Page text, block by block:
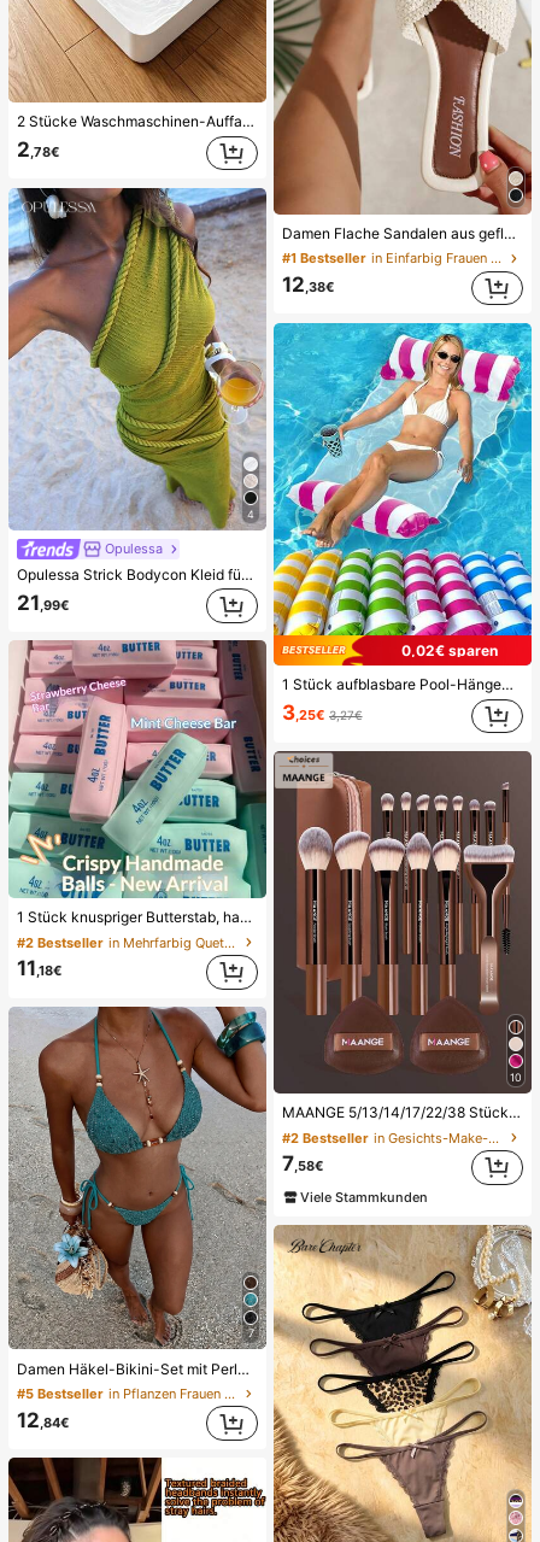
2 Stücke Waschmaschinen-Auffangwanne Tropfschale, wasserdichte Bodenschutzmatte für Waschraum, Anti-Überlauf Anti-Leckage Schale, langanhaltend Waschmaschinen-Zubehör, Reinigungsmittel für Waschbereich & Hausorganisation
2,78€
4
Opulessa
Opulessa Strick Bodycon Kleid für Damen für Frühling/Sommer Urlaub
21 ,99€
1 Stück knuspriger Butterstab, handgemachter Stressabbau-Ball mit Sprachsteuerung, realistisches Lebensmittel-Spielzeug, Quetsch- und Entlastungsspielzeug, ASMR-Spielzeug, Fidget-Spielzeug
#2 Bestseller in Mehrfarbig Quetschspielzeug für Teenager
11,18€
7
Damen Häkel-Bikini-Set mit Perlen, Neckholder, rückenfrei, sexy, 2-teiliger Badeanzug im Boho-Stil, geeignet für Strand, Urlaub und Poolparty im Sommer, Resort-Wear
#5 Bestseller in Pflanzen Frauen Bikini-Sets
12 ,84€
Damen Flache Sandalen aus geflochtenem Stroh mit Schleife und Metalldekor, bequemer minimalistischer Stil für Urlaub, Strand, Zuhause, tägliche Nutzung, weiße geflochtene offene Zehen Pantoffeln, Boho Chic
#1 Bestseller in Einfarbig Frauen Flache Sandalen
12,38€
0,02€ sparen
1 Stück aufblasbare Pool-Hängematte mit Netz - gestreifte Liege für Erwachsene, geeignet für Urlaub, Party und Entspannung, erhältlich in Rosa, Gelb, Weiß, Grün, Blau und anderen Farben, Outdoor-Hängematte, unverzichtbar für Strand und Pool, großartig für Fotografie, ein Muss
3,25€ 3,27€
10
MAANGE 5/13/14/17/22/38 Stücke Make-up-Werkzeugset, Make-up-Pinselset + Make-up-Tasche + Make-up-Zubehör, Foundation-Pinsel, Rouge-Pinsel, Puder-Pinsel, Lidschatten-Pinsel, Concealer-Pinsel, komplettes Make-up-Pinselset, Reise-Essential, Geschenk für Frauen
#2 Bestseller in Gesichts-Make-up Pinsel-Sets
7,58€
Viele Stammkunden